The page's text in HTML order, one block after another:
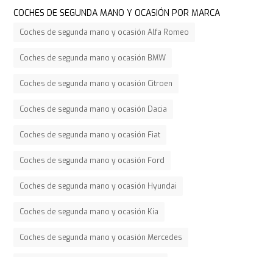
COCHES DE SEGUNDA MANO Y OCASIÓN POR MARCA
Coches de segunda mano y ocasión Alfa Romeo
Coches de segunda mano y ocasión BMW
Coches de segunda mano y ocasión Citroen
Coches de segunda mano y ocasión Dacia
Coches de segunda mano y ocasión Fiat
Coches de segunda mano y ocasión Ford
Coches de segunda mano y ocasión Hyundai
Coches de segunda mano y ocasión Kia
Coches de segunda mano y ocasión Mercedes